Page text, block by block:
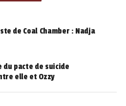
de Coal Chamber : Nadja
du pacte de suicide
elle et Ozzy